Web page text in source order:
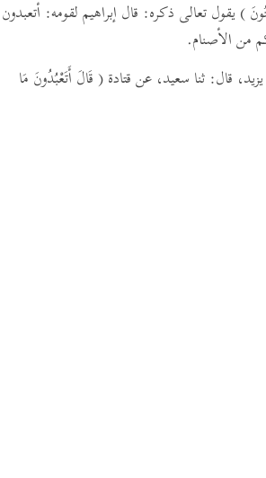
) يقول تعالى ذكره: قال إبراهيم لقومه: أتعبدون
من الأصنام.
قال: ثنا سعيد، عن قتادة ( قَالَ أَتَعْبُدُونَ مَا